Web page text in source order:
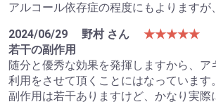
アルコール依存症の程度にもよりますが
2024/06/29
野村 さん
★★★★★
若干の副作用
随分と優秀な効果を発揮しますから、
利用をさせて頂くことにはなっています。
副作用は若干ありますけど、かなり実際